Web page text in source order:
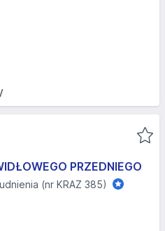
PRZEDNIEGO
(nr KRAZ 385)